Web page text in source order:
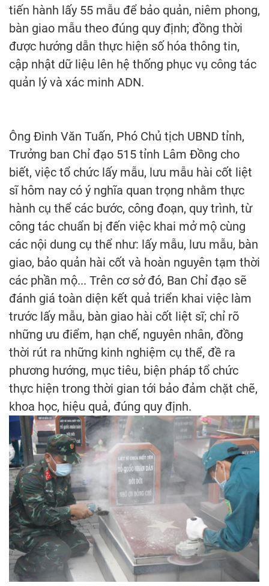
tiến hành lấy 55 mẫu để bảo quản, niêm phong,
bàn giao mẫu theo đúng quy định; đồng thời
được hướng dẫn thực hiện số hóa thông tin,
cập nhật dữ liệu lên hệ thống phục vụ công tác
quản lý và xác minh ADN.
Ông Đinh Văn Tuấn, Phó Chủ tịch UBND tỉnh,
Trưởng ban Chỉ đạo 515 tỉnh Lâm Đồng cho
biết, việc tổ chức lấy mẫu, lưu mẫu hài cốt liệt
sĩ hôm nay có ý nghĩa quan trọng nhằm thực
hành cụ thể các bước, công đoạn, quy trình, từ
công tác chuẩn bị đến việc khai mở mộ cùng
các nội dung cụ thể như: lấy mẫu, lưu mẫu, bàn
giao, bảo quản hài cốt và hoàn nguyên tạm thời
các phần mộ... Trên cơ sở đó, Ban Chỉ đạo sẽ
đánh giá toàn diện kết quả triển khai việc làm
trước lấy mẫu, bàn giao hài cốt liệt sĩ; chỉ rõ
những ưu điểm, hạn chế, nguyên nhân, đồng
thời rút ra những kinh nghiệm cụ thể, đề ra
phương hướng, mục tiêu, biện pháp tổ chức
thực hiện trong thời gian tới bảo đảm chặt chẽ,
khoa học, hiệu quả, đúng quy định.